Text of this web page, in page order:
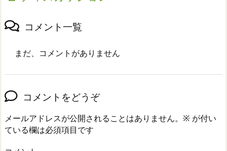
コメント一覧
まだ、コメントがありません
コメントをどうぞ
メールアドレスが公開されることはありません。 ※ が付い
ている欄は必須項目です